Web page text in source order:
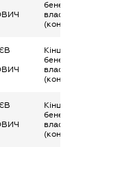
бенефіціарний
власник
(контролер)
Кінцевий
бенефіціарний
власник
(контролер)
Кінцевий
бенефіціарний
власник
(контролер)